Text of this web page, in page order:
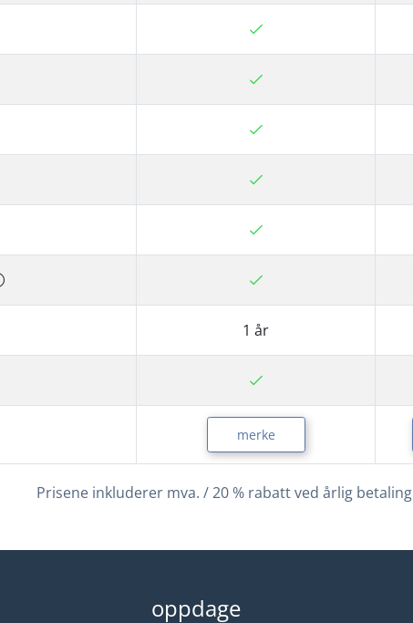
1 år
merke
Prisene inkluderer mva. / 20 % rabatt ved årlig betaling
oppdage